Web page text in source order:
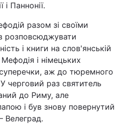
і Паннонії.
разом зі своїми
розповсюджувати
і книги на слов'янській
і німецьких
аж до тюремного
черговий раз святитель
до Риму, але
і був знову повернутий
Велеград.